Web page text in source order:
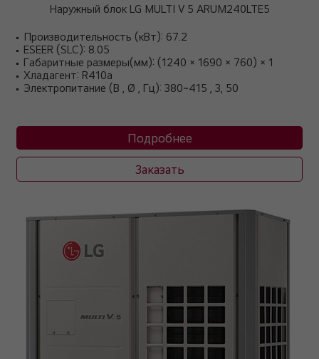
Наружный блок LG MULTI V 5 ARUM240LTE5
Производительность (кВт): 67.2
ESEER (SLC): 8.05
Габаритные размеры(мм): (1240 × 1690 × 760) × 1
Хладагент: R410a
Электропитание (В , Ø , Гц): 380~415 , 3, 50
Подробнее
Заказать